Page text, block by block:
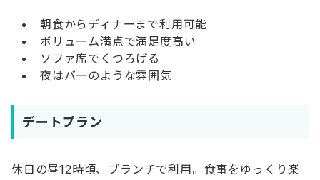
朝食からディナーまで利用可能
ボリューム満点で満足度高い
ソファ席でくつろげる
夜はバーのような雰囲気
デートプラン
休日の昼12時頃、ブランチで利用。食事をゆっくり楽